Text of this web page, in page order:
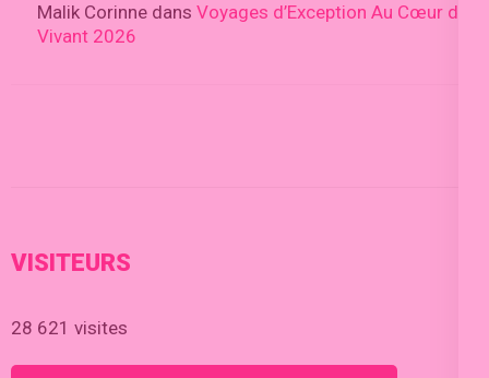
Malik Corinne dans Voyages d’Exception Au Cœur du
Vivant 2026
VISITEURS
28 621 visites